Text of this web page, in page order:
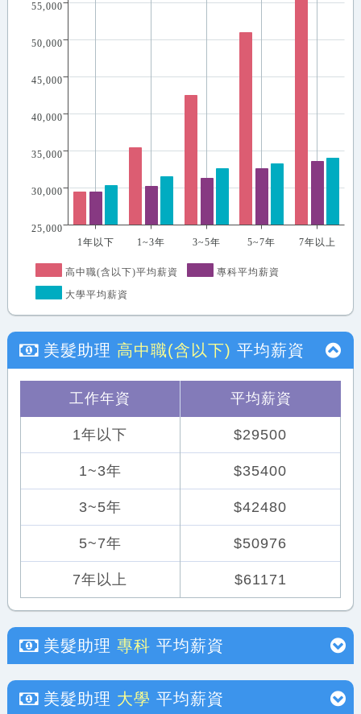
1年以下 1~3年 3~5年 5~7年 7年以上
25,000
30,000
35,000
40,000
45,000
50,000
55,000
高中職(含以下)平均薪資
專科平均薪資
大學平均薪資
美髮助理 高中職(含以下) 平均薪資
工作年資 平均薪資
1年以下
1~3年
3~5年
5~7年
7年以上
$29500
$35400
$42480
$50976
$61171
美髮助理 專科 平均薪資
美髮助理 大學 平均薪資